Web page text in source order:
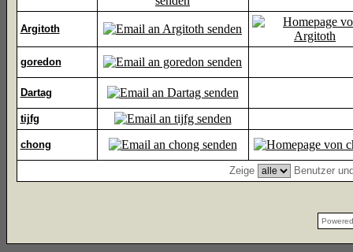
Argitoth
goredon
Dartag
tijfg
chong
Zeige Benutzer